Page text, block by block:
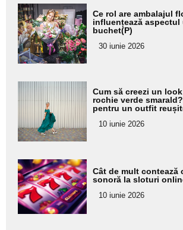
Adaugă
aici textul
pentru
subtitlu
Ce rol are ambalajul
influențează aspectul
buchet(P)
30 iunie 2026
Adaugă
aici textul
pentru
subtitlu
Cum să creezi un
rochie verde
pentru un outfit
10 iunie 2026
Adaugă
aici textul
pentru
subtitlu
Cât de mult contează
sonoră la sloturi
10 iunie 2026